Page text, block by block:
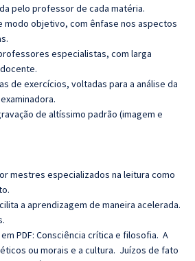
pelo professor de cada matéria.
modo objetivo, com ênfase nos aspectos
especialistas, com larga
de exercícios, voltadas para a análise da
de altíssimo padrão (imagem e
mestres especializados na leitura como
a aprendizagem de maneira acelerada.
PDF: Consciência crítica e filosofia. A
ou morais e a cultura. Juízos de fato